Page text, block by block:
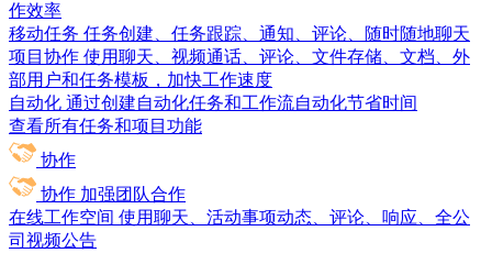
作效率
移动任务 任务创建、任务跟踪、通知、评论、随时随地聊天
项目协作 使用聊天、视频通话、评论、文件存储、文档、外
部用户和任务模板，加快工作速度
自动化 通过创建自动化任务和工作流自动化节省时间
查看所有任务和项目功能
协作
协作 加强团队合作
在线工作空间 使用聊天、活动事项动态、评论、响应、全公
司视频公告